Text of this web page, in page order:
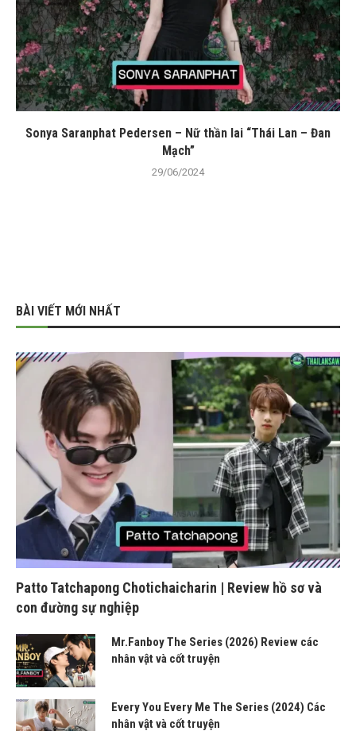
Sonya Saranphat Pedersen – Nữ thần lai “Thái Lan – Đan
Mạch”
29/06/2024
BÀI VIẾT MỚI NHẤT
Patto Tatchapong Chotichaicharin | Review hồ sơ và
con đường sự nghiệp
Mr.Fanboy The Series (2026) Review các
nhân vật và cốt truyện
Every You Every Me The Series (2024) Các
nhân vật và cốt truyện